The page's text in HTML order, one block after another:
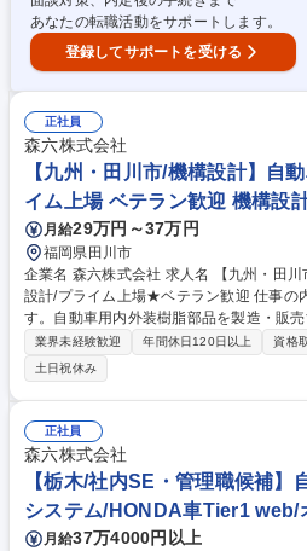
あなたの転職活動をサポートします。
登録してサポートを受ける
正社員
森六株式会社
【九州・田川市/機構設計】自
イム上場 ベテラン歓迎 機構設
月給29万円～37万円
福岡県田川市
企業名 森六株式会社 求人名 【九州・田川市/機構設計】自動車部品の機械
設計/プライム上場★ベテラン歓迎 仕事の内容 機構設計のポジションで
す。自動車用内外装樹脂部品を製造・販
装・外装の樹脂製品）の設計を中心にお任せいたし
タを基にした製品設計・成立性検討 ・
図面作成 ・顧客との仕様調整・技術提案
量産立ち上げまでの一連対応 ・見積作成
の調整 募集職種 【九州・田川市/機構設計】自動車部品の機械設計/プライ
ム上場★ベテラン歓迎
業界未経験歓迎 年間休日120日以上 資格
土日祝休み
正社員
森六株式会社
【栃木/社内SE・管理職候補】
システム/HONDA車Tier1 web/
月給37万4000円以上